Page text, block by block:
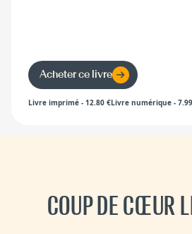
Acheter ce livre
Livre imprimé - 12.80 €Livre numérique - 7.99
COUP DE CŒUR